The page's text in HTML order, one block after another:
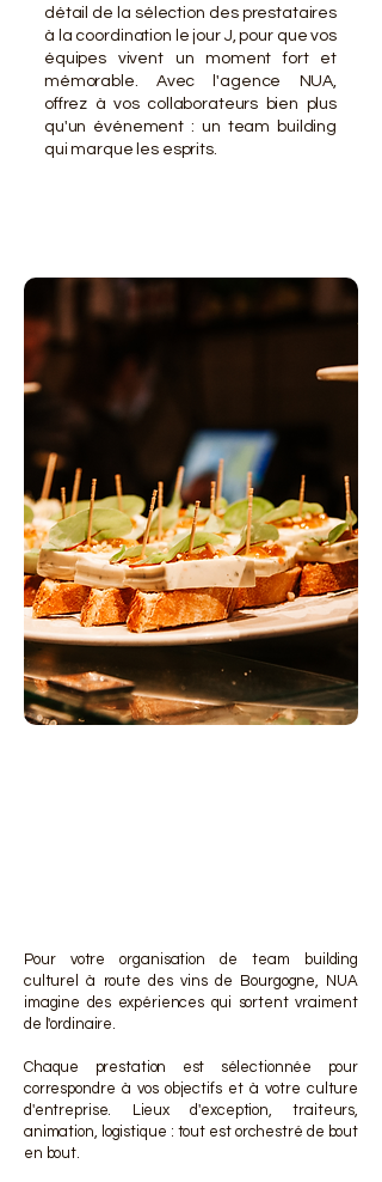
détail de la sélection des prestataires
à la coordination le jour J, pour que vos
équipes vivent un moment fort et
mémorable. Avec l'agence NUA,
offrez à vos collaborateurs bien plus
qu'un événement : un team building
qui marque les esprits.
Pour votre organisation de team building
culturel à route des vins de Bourgogne, NUA
imagine des expériences qui sortent vraiment
de l'ordinaire.
Chaque prestation est sélectionnée pour
correspondre à vos objectifs et à votre culture
d'entreprise. Lieux d'exception, traiteurs,
animation, logistique : tout est orchestré de bout
en bout.